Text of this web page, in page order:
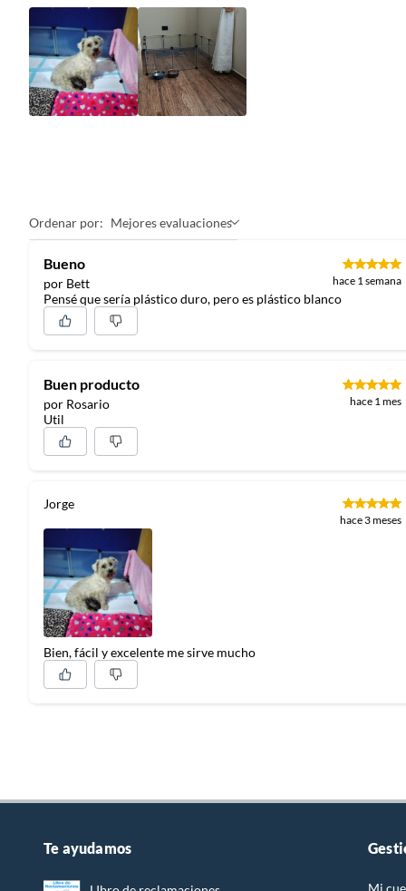
Ordenar por: Mejores evaluaciones
Bueno
por Bett hace 1 semana
Pensé que sería plástico duro, pero es plástico blanco
Buen producto
por Rosario hace 1 mes
Util
Jorge
hace 3 meses
Bien, fácil y excelente me sirve mucho
Te ayudamos
Mi